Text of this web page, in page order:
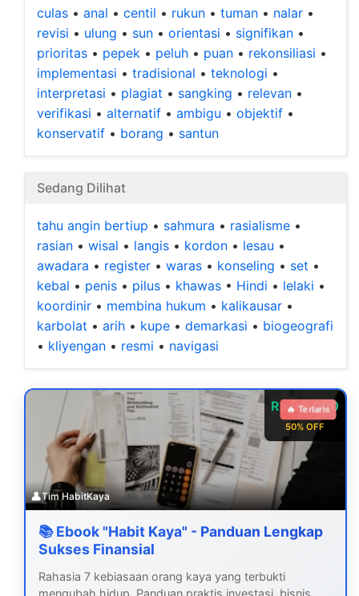
culas • anal • centil • rukun • tuman • nalar •
revisi • ulung • sun • orientasi • signifikan •
prioritas • pepek • peluh • puan • rekonsiliasi •
implementasi • tradisional • teknologi •
interpretasi • plagiat • sangking • relevan •
verifikasi • alternatif • ambigu • objektif •
konservatif • borang • santun
Sedang Dilihat
tahu angin bertiup • sahmura • rasialisme •
rasian • wisal • langis • kordon • lesau •
awadara • register • waras • konseling • set •
kebal • penis • pilus • khawas • Hindi • lelaki •
koordinir • membina hukum • kalikausar •
karbolat • arih • kupe • demarkasi • biogeografi
• kliyengan • resmi • navigasi
Rp 99.000
50% OFF
🔥 Terlaris
👤Tim HabitKaya
📚 Ebook "Habit Kaya" - Panduan Lengkap
Sukses Finansial
Rahasia 7 kebiasaan orang kaya yang terbukti